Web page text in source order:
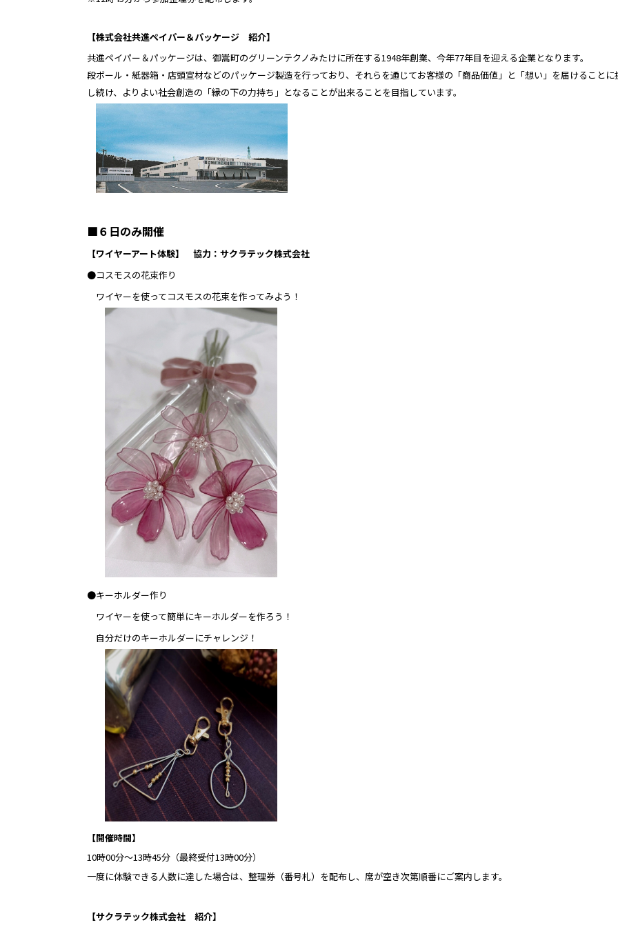
【株式会社共進ペイパー＆パッケージ 紹介】
共進ペイパー＆パッケージは、御嵩町のグリーンテクノみたけに所在する1948年創業、今年77年目を迎える企業となります。
段ボール・紙器箱・店頭宣材などのパッケージ製造を行っており、それらを通じてお客様の「商品価値」と「想い」を届けることに
し続け、よりよい社会創造の「縁の下の力持ち」となることが出来ることを目指しています。
■６ 日のみ開催
【ワイヤーアート体験】 協力：サクラテック株式会社
●コスモスの花束作り
ワイヤーを使ってコスモスの花束を作ってみよう ！
●キーホルダー作り
ワイヤーを使って簡単にキーホルダーを作ろう！
自分だけのキーホルダーにチャレンジ！
【開催時間】
10時00分～13時45分（最終受付13時00分）
一度に体験できる人数に達した場合は、整理券（番号札）を配布し、席が空き次第順番にご案内します。
【サクラテック株式会社 紹介】